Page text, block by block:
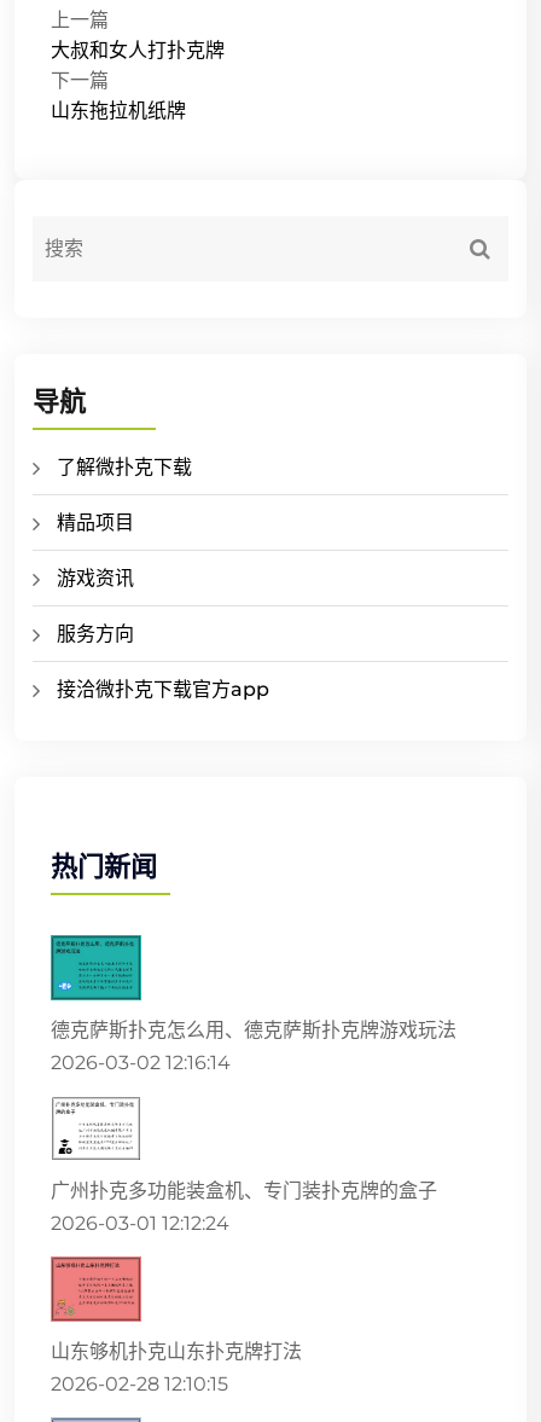
上一篇
大叔和女人打扑克牌
下一篇
山东拖拉机纸牌
导航
了解微扑克下载
精品项目
游戏资讯
服务方向
接洽微扑克下载官方app
热门新闻
德克萨斯扑克怎么用、德克萨斯扑克牌游戏玩法
2026-03-02 12:16:14
广州扑克多功能装盒机、专门装扑克牌的盒子
2026-03-01 12:12:24
山东够机扑克山东扑克牌打法
2026-02-28 12:10:15